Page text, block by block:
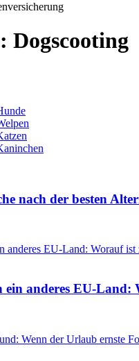
Dogscooting
nach der besten
anderes EU-Land: